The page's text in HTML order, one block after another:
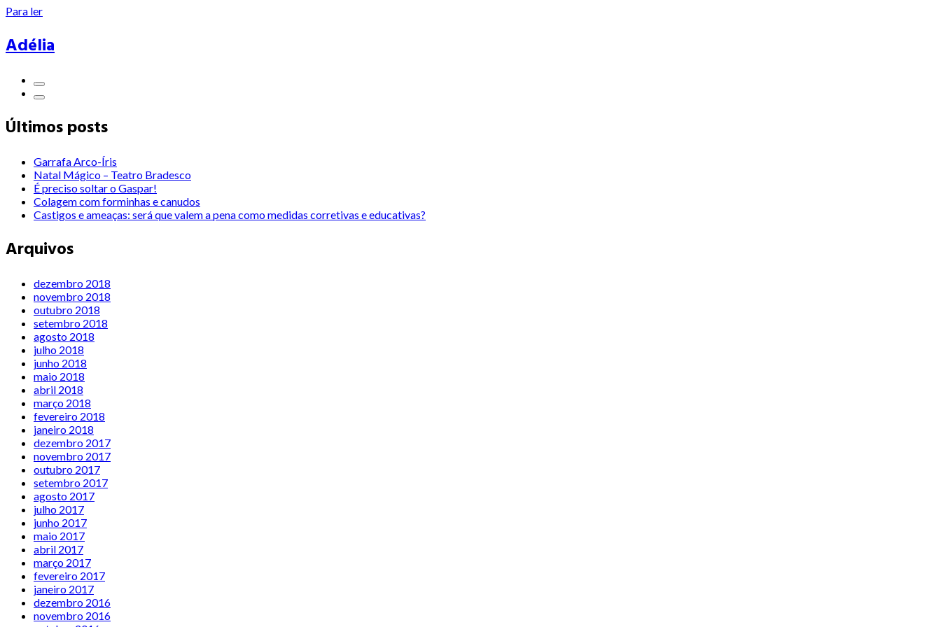
Para ler
Adélia
Últimos posts
Garrafa Arco-Íris
Natal Mágico – Teatro Bradesco
É preciso soltar o Gaspar!
Colagem com forminhas e canudos
Castigos e ameaças: será que valem a pena como medidas corretivas e educativas?
Arquivos
dezembro 2018
novembro 2018
outubro 2018
setembro 2018
agosto 2018
julho 2018
junho 2018
maio 2018
abril 2018
março 2018
fevereiro 2018
janeiro 2018
dezembro 2017
novembro 2017
outubro 2017
setembro 2017
agosto 2017
julho 2017
junho 2017
maio 2017
abril 2017
março 2017
fevereiro 2017
janeiro 2017
dezembro 2016
novembro 2016